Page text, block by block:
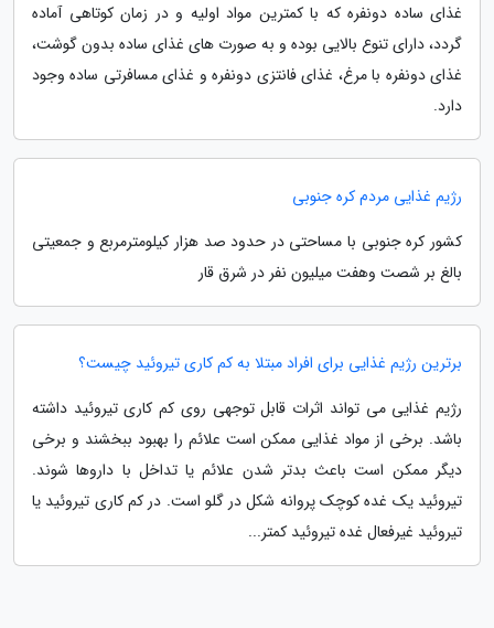
غذای ساده دونفره که با کمترین مواد اولیه و در زمان کوتاهی آماده
گردد، دارای تنوع بالایی بوده و به صورت های غذای ساده بدون گوشت،
غذای دونفره با مرغ، غذای فانتزی دونفره و غذای مسافرتی ساده وجود
دارد.
رژیم غذایی مردم کره جنوبی
کشور کره جنوبی با مساحتی در حدود صد هزار کیلومترمربع و جمعیتی
بالغ بر شصت وهفت میلیون نفر در شرق قار
برترین رژیم غذایی برای افراد مبتلا به کم کاری تیروئید چیست؟
رژیم غذایی می تواند اثرات قابل توجهی روی کم کاری تیروئید داشته
باشد. برخی از مواد غذایی ممکن است علائم را بهبود ببخشند و برخی
دیگر ممکن است باعث بدتر شدن علائم یا تداخل با داروها شوند.
تیروئید یک غده کوچک پروانه شکل در گلو است. در کم کاری تیروئید یا
تیروئید غیرفعال غده تیروئید کمتر...